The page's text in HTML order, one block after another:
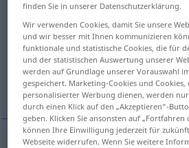
voda
Übersicht aller Übersetzungen
(Für mehr Details die Übersetzung
Wasser, Gewässer
finden Sie in unserer Datenschutzerklärung.
Wir verwenden Cookies, damit Sie unsere
und wir besser mit Ihnen kommunizieren
funktionale und statistische Cookies, die für
und der statistischen Auswertung unserer
werden auf Grundlage unserer Vorauswahl
gespeichert. Marketing-Cookies und
personalisierter Werbung dienen, werden
durch einen Klick auf den „Akzeptieren“-
geben. Klicken Sie ansonsten auf „Fortfahren
können Ihre Einwilligung jederzeit für
Webseite widerrufen. Wenn Sie weitere